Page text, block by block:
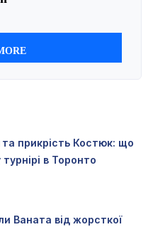
та прикрість Костюк: що
в Торонто
Ваната від жорсткої